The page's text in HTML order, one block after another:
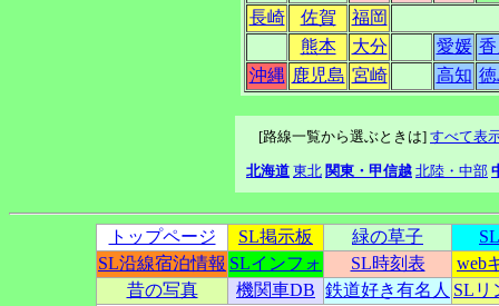
長崎
佐賀
福岡
熊本
大分 愛媛
沖縄 鹿児島 宮崎 高知
[路線一覧から選ぶときは] すべて表
北海道 東北 関東・甲信越 北陸・中部
トップページ SL掲示板 緑の草子
SL沿線宿泊情報 SLインフォ SL時刻表
web
昔の写真
機関車DB 鉄道好き有名人 SLリ